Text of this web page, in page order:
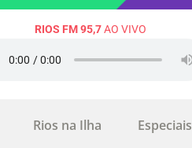
RIOS FM 95,7AO VIVO
Rios na Ilha Especiais